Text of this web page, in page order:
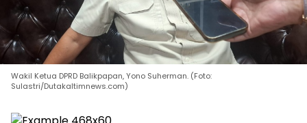
Wakil Ketua DPRD Balikpapan, Yono Suherman. (Foto:
Sulastri/Dutakaltimnews.com)